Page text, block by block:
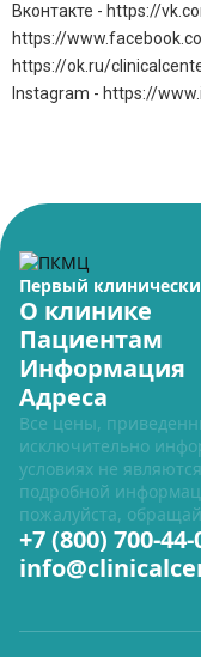
Вконтакте - https://
https://
https://ok.ru/
Instagram - https://
Первый
О клинике
Пациентам
Информация
Адреса
Все цены,
исключительно
условиях не
подробной
пожалуйста,
+7 (800) 700-44-